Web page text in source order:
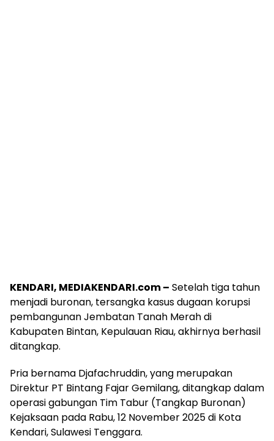
KENDARI, MEDIAKENDARI.com – Setelah tiga tahun
menjadi buronan, tersangka kasus dugaan korupsi
pembangunan Jembatan Tanah Merah di
Kabupaten Bintan, Kepulauan Riau, akhirnya berhasil
ditangkap.
Pria bernama Djafachruddin, yang merupakan
Direktur PT Bintang Fajar Gemilang, ditangkap dalam
operasi gabungan Tim Tabur (Tangkap Buronan)
Kejaksaan pada Rabu, 12 November 2025 di Kota
Kendari, Sulawesi Tenggara.